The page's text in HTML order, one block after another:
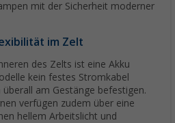
mit der Sicherheit moderner
im Zelt
des Zelts ist eine Akku
kein festes Stromkabel
überall am Gestänge befestigen.
verfügen zudem über eine
hellem Arbeitslicht und